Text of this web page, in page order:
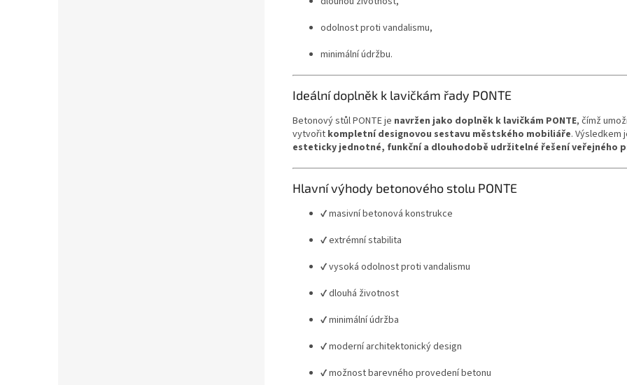
odolnost proti vandalismu,
minimální údržbu.
Ideální doplněk k lavičkám řady PONTE
Betonový stůl PONTE je navržen jako doplněk k lavičkám PONTE, čímž
vytvořit kompletní designovou sestavu městského mobiliáře. Výsledkem
esteticky jednotné, funkční a dlouhodobě udržitelné řešení veřejného
Hlavní výhody betonového stolu PONTE
✔ masivní betonová konstrukce
✔ extrémní stabilita
✔ vysoká odolnost proti vandalismu
✔ dlouhá životnost
✔ minimální údržba
✔ moderní architektonický design
✔ možnost barevného provedení betonu